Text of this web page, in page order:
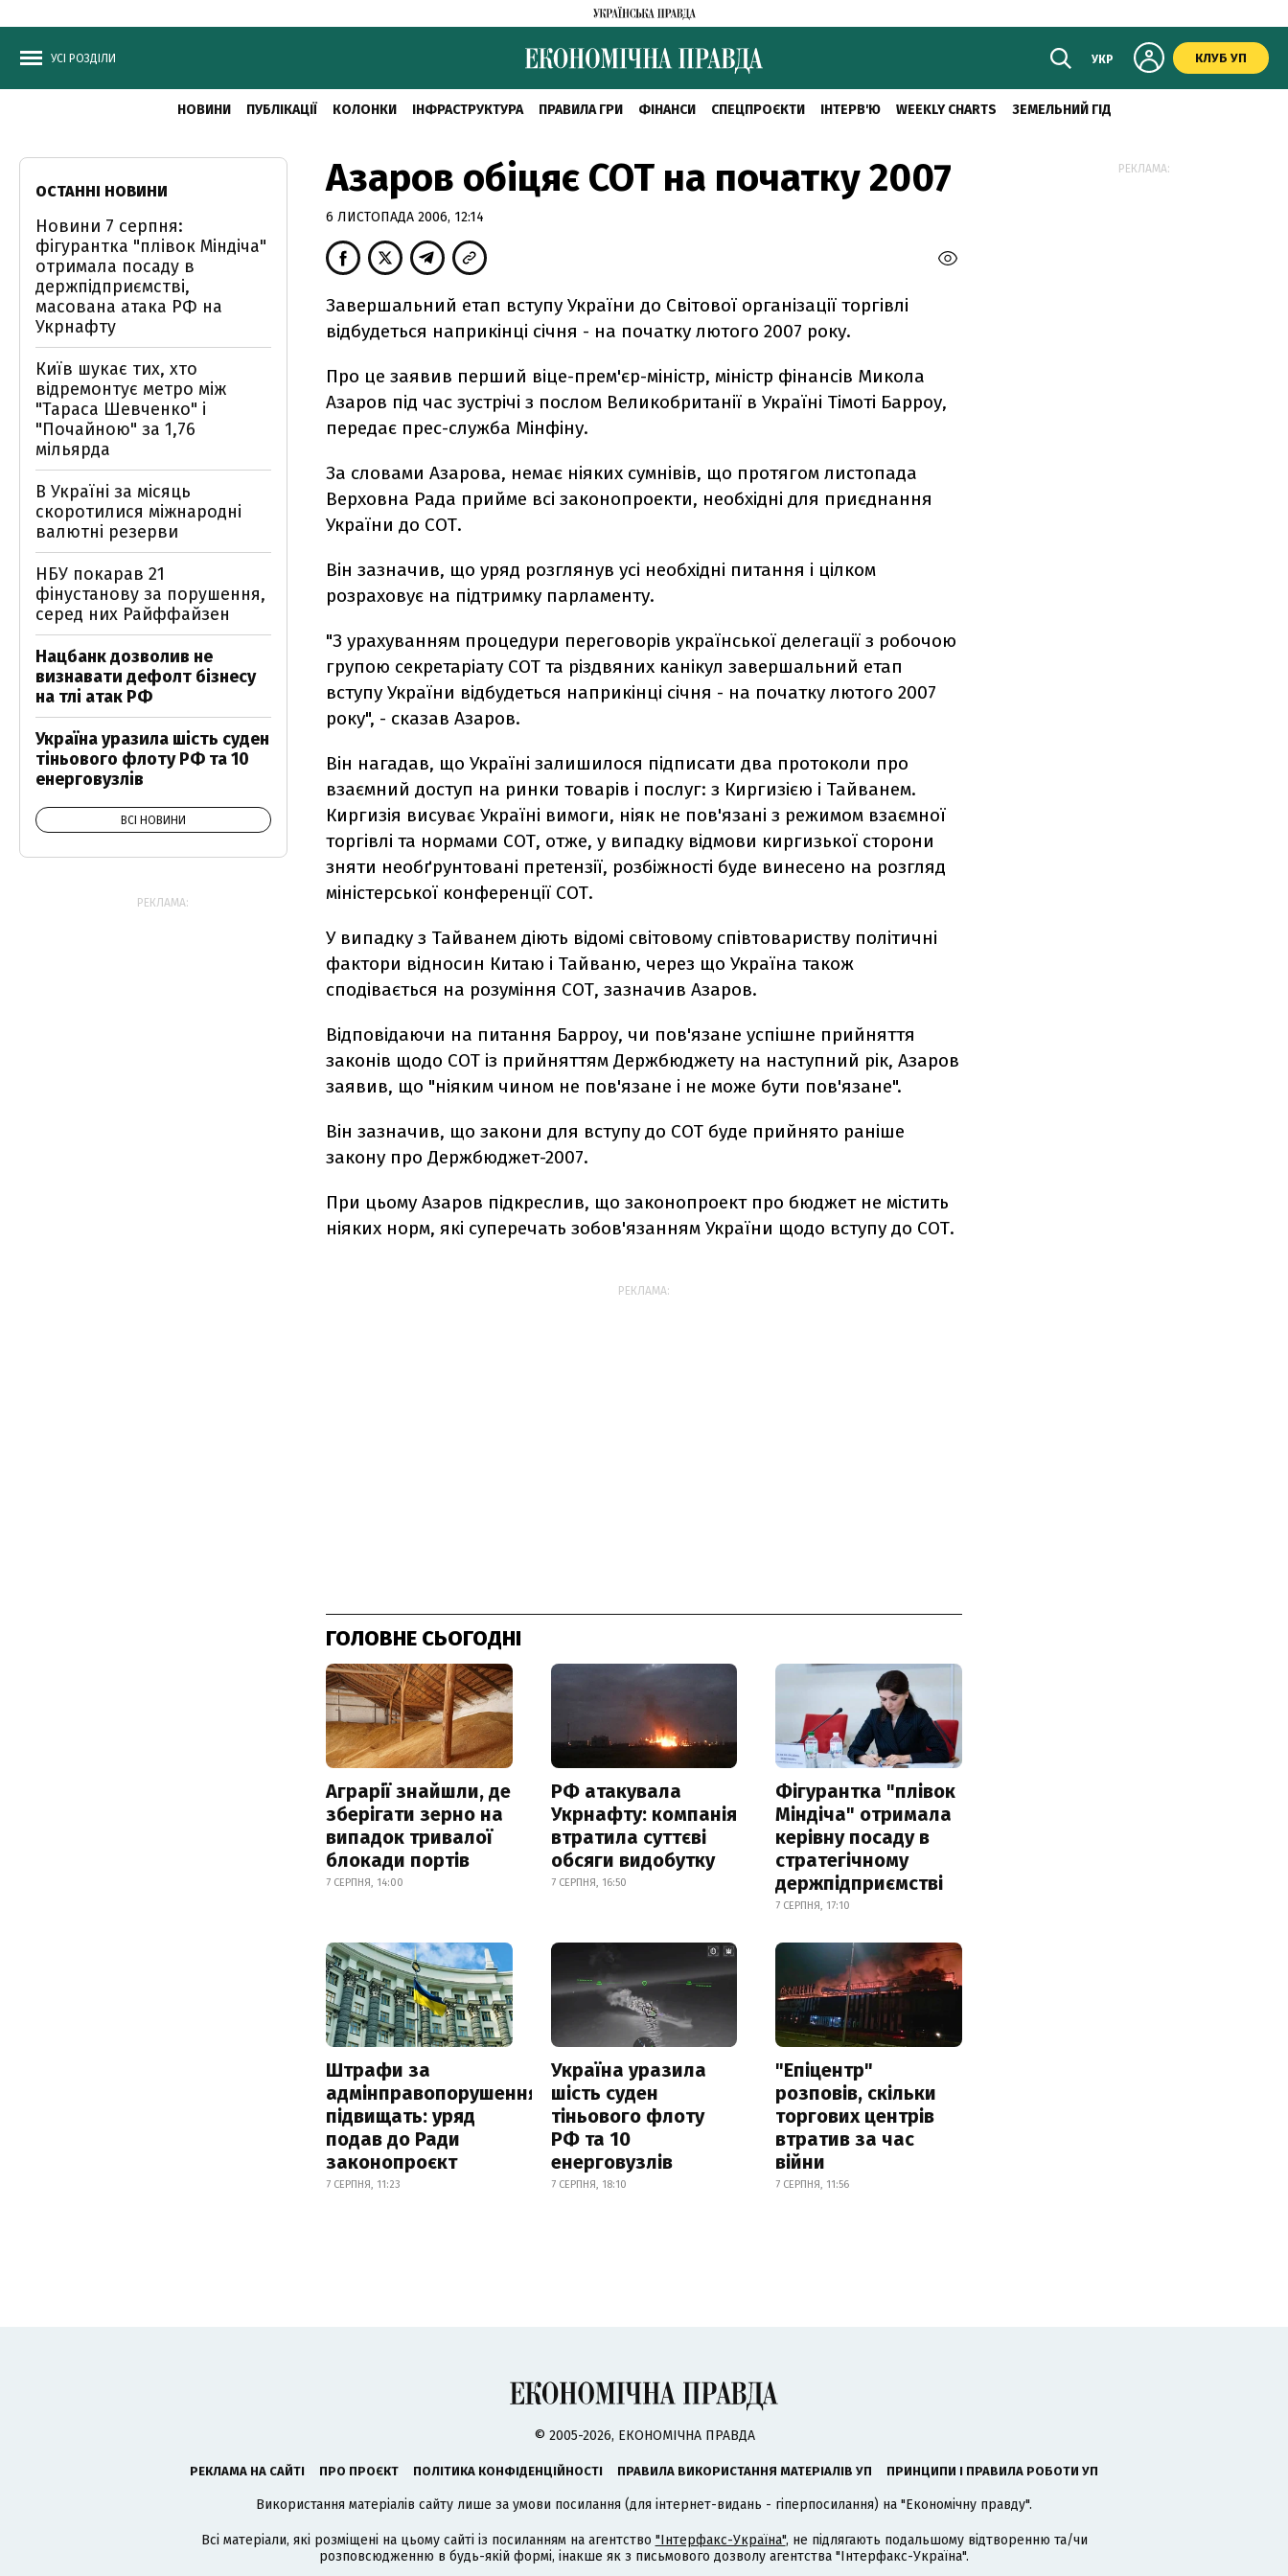
УСІ РОЗДІЛИ УКР КЛУБ УП
НОВИНИ ПУБЛІКАЦІЇ КОЛОНКИ ІНФРАСТРУКТУРА ПРАВИЛА ГРИ ФІНАНСИ СПЕЦПРОЄКТИ ІНТЕРВ'Ю WEEKLY CHARTS ЗЕМЕЛЬНИЙ ГІД
Азаров обіцяє СОТ на початку 2007
6 ЛИСТОПАДА 2006, 12:14
Завершальний етап вступу України до Світової організації торгівлі
відбудеться наприкінці січня - на початку лютого 2007 року.
Про це заявив перший віце-прем'єр-міністр, міністр фінансів Микола
Азаров під час зустрічі з послом Великобританії в Україні Тімоті Барроу,
передає прес-служба Мінфіну.
За словами Азарова, немає ніяких сумнівів, що протягом листопада
Верховна Рада прийме всі законопроекти, необхідні для приєднання
України до СОТ.
Він зазначив, що уряд розглянув усі необхідні питання і цілком
розраховує на підтримку парламенту.
"З урахуванням процедури переговорів української делегації з робочою
групою секретаріату СОТ та різдвяних канікул завершальний етап
вступу України відбудеться наприкінці січня - на початку лютого 2007
року", - сказав Азаров.
Він нагадав, що Україні залишилося підписати два протоколи про
взаємний доступ на ринки товарів і послуг: з Киргизією і Тайванем.
Киргизія висуває Україні вимоги, ніяк не пов'язані з режимом взаємної
торгівлі та нормами СОТ, отже, у випадку відмови киргизької сторони
зняти необґрунтовані претензії, розбіжності буде винесено на розгляд
міністерської конференції СОТ.
У випадку з Тайванем діють відомі світовому співтовариству політичні
фактори відносин Китаю і Тайваню, через що Україна також
сподівається на розуміння СОТ, зазначив Азаров.
Відповідаючи на питання Барроу, чи пов'язане успішне прийняття
законів щодо СОТ із прийняттям Держбюджету на наступний рік, Азаров
заявив, що "ніяким чином не пов'язане і не може бути пов'язане".
Він зазначив, що закони для вступу до СОТ буде прийнято раніше
закону про Держбюджет-2007.
При цьому Азаров підкреслив, що законопроект про бюджет не містить
ніяких норм, які суперечать зобов'язанням України щодо вступу до СОТ.
РЕКЛАМА:
ГОЛОВНЕ СЬОГОДНІ
Аграрії знайшли, де
зберігати зерно на
випадок тривалої
блокади портів
7 СЕРПНЯ, 14:00
РФ атакувала
Укрнафту: компанія
втратила суттєві
обсяги видобутку
7 СЕРПНЯ, 16:50
Фігурантка "плівок
Міндіча" отримала
керівну посаду в
стратегічному
держпідприємстві
7 СЕРПНЯ, 17:10
Штрафи за
адмінправопорушення
підвищать: уряд
подав до Ради
законопроєкт
7 СЕРПНЯ, 11:23
Україна уразила
шість суден
тіньового флоту
РФ та 10
енерговузлів
7 СЕРПНЯ, 18:10
"Епіцентр"
розповів, скільки
торгових центрів
втратив за час
війни
7 СЕРПНЯ, 11:56
ОСТАННІ НОВИНИ
Новини 7 серпня:
фігурантка "плівок Міндіча"
отримала посаду в
держпідприємстві,
масована атака РФ на
Укрнафту
Київ шукає тих, хто
відремонтує метро між
"Тараса Шевченко" і
"Почайною" за 1,76
мільярда
В Україні за місяць
скоротилися міжнародні
валютні резерви
НБУ покарав 21
фінустанову за порушення,
серед них Райффайзен
Нацбанк дозволив не
визнавати дефолт бізнесу
на тлі атак РФ
Україна уразила шість суден
тіньового флоту РФ та 10
енерговузлів
ВСІ НОВИНИ
РЕКЛАМА:
РЕКЛАМА:
© 2005-2026, ЕКОНОМІЧНА ПРАВДА
РЕКЛАМА НА САЙТІ ПРО ПРОЄКТ ПОЛІТИКА КОНФІДЕНЦІЙНОСТІ ПРАВИЛА ВИКОРИСТАННЯ МАТЕРІАЛІВ УП ПРИНЦИПИ І ПРАВИЛА РОБОТИ УП
Використання матеріалів сайту лише за умови посилання (для інтернет-видань - гіперпосилання) на "Економічну правду".
Всі матеріали, які розміщені на цьому сайті із посиланням на агентство "Інтерфакс-Україна", не підлягають подальшому відтворенню та/чи
розповсюдженню в будь-якій формі, інакше як з письмового дозволу агентства "Інтерфакс-Україна".